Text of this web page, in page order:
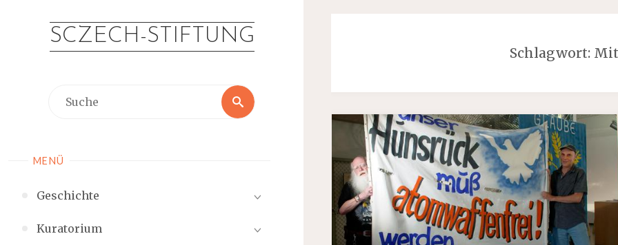
springenSCZECH-STIFTUNG
Suche
Suche
MENÜ
Geschichte
Kuratorium
Schlagwort: